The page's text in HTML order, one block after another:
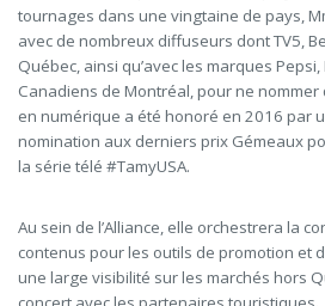
tournages dans une vingtaine de pays,
avec de nombreux diffuseurs dont TV5,
Québec, ainsi qu’avec les marques Pepsi,
Canadiens de Montréal, pour ne nommer
en numérique a été honoré en 2016 par
nomination aux derniers prix Gémeaux
la série télé #TamyUSA.
Au sein de l’Alliance, elle orchestrera la
contenus pour les outils de promotion et
une large visibilité sur les marchés hors